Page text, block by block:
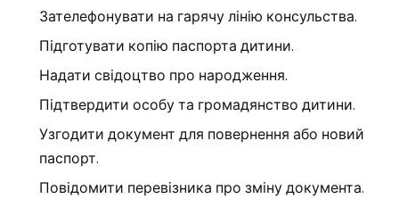
Зателефонувати на гарячу лінію консульства.
Підготувати копію паспорта дитини.
Надати свідоцтво про народження.
Підтвердити особу та громадянство дитини.
Узгодити документ для повернення або новий
паспорт.
Повідомити перевізника про зміну документа.